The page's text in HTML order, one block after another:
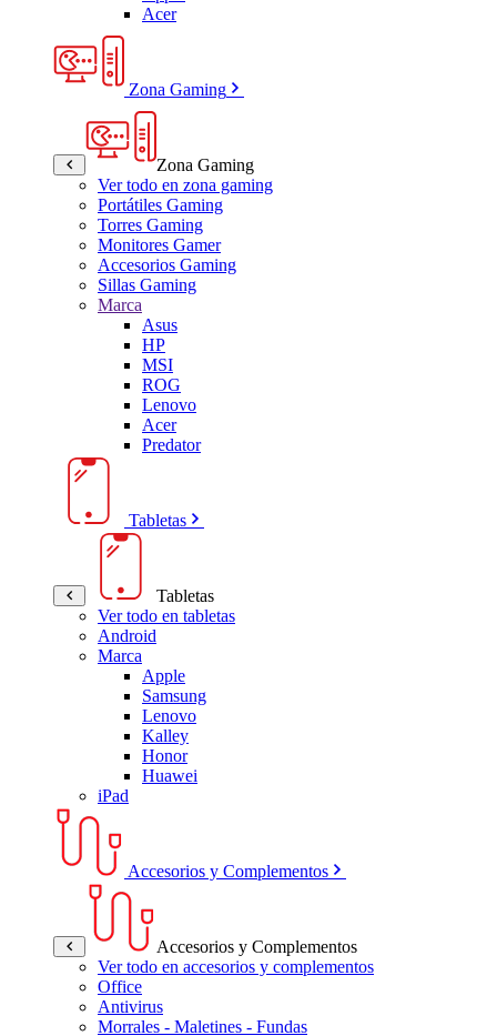
Acer
Zona Gaming
Zona Gaming
Ver todo en zona gaming
Portátiles Gaming
Torres Gaming
Monitores Gamer
Accesorios Gaming
Sillas Gaming
Marca
Asus
HP
MSI
ROG
Lenovo
Acer
Predator
Tabletas
Tabletas
Ver todo en tabletas
Android
Marca
Apple
Samsung
Lenovo
Kalley
Honor
Huawei
iPad
Accesorios y Complementos
Accesorios y Complementos
Ver todo en accesorios y complementos
Office
Antivirus
Morrales - Maletines - Fundas